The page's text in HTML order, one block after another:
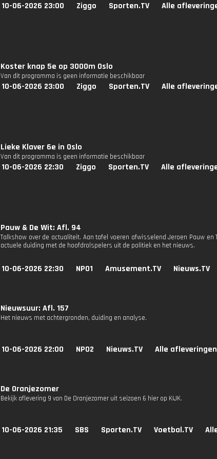
10-06-2026 23:00 Ziggo Sporten.TV Alle
Koster knap 5e op 3000m Oslo
Van dit programma is geen informatie beschikbaar
10-06-2026 23:00 Ziggo Sporten.TV Alle
Lieke Klaver 6e in Oslo
Van dit programma is geen informatie beschikbaar
10-06-2026 22:30 Ziggo Sporten.TV Alle
Pauw & De Wit: Afl. 94
Talkshow over de actualiteit. Aan tafel voeren afwisselend Jeroen Pauw
actuele duiding met de hoofdrolspelers uit de politiek en het nieuws.
10-06-2026 22:30 NPO1 Amusement.TV Nieuws.TV
Nieuwsuur: Afl. 157
Het nieuws met achtergronden, duiding en analyse.
10-06-2026 22:00 NPO2 Nieuws.TV Alle afleveringen
De Oranjezomer
Bekijk aflevering 9 van De Oranjezomer uit seizoen 6 hier op KIJK.
10-06-2026 21:35 SBS Sporten.TV Voetbal.TV